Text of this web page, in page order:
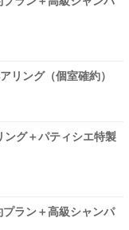
ング（個室確約）
グ＋パティシエ特製
ラン＋高級シャンパ